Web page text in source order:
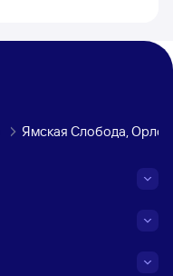
Ямская Слобода,